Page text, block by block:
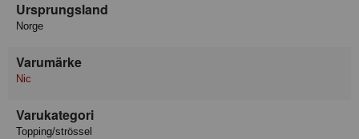
Ursprungsland
Norge
Varumärke
Nic
Varukategori
Topping/strössel